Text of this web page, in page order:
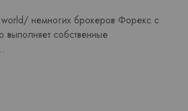
немногих брокеров Форекс с
выполняет собственные